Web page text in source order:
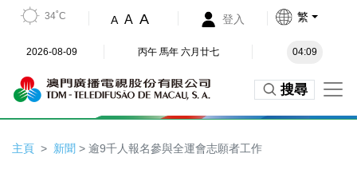
34˚C A A A 登入 繁
2026-08-09 丙午 馬年 六月廿七 04:09
搜尋
主頁 新聞 > 逾9千人報名參與全運會志願者工作